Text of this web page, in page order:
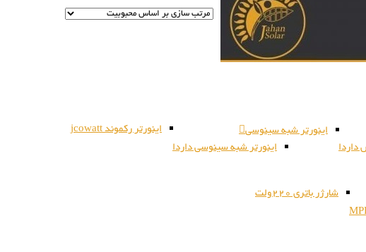
داردا
اینورتر شبه سینوسی
اینورتر شبه سینوسی داردا
اینورتر رکموند jcowatt
شارژر باتری 220ولت